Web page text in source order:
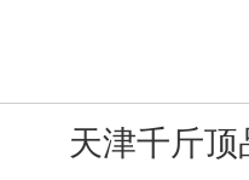
天津千斤